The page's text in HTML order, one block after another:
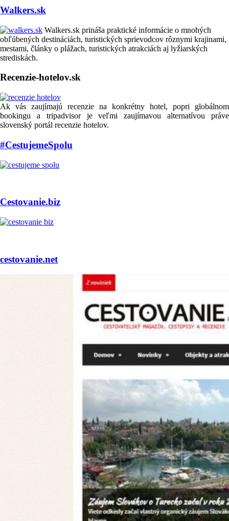
Walkers.sk
Walkers.sk prináša praktické informácie o mnohých
obľúbených destináciách, turistických sprievodcov rôznymi krajinami,
mestami, články o plážach, turistických atrakciách aj lyžiarských
strediskách.
Recenzie-hotelov.sk
Ak vás zaujímajú recenzie na konkrétny hotel, popri globálnom
bookingu a tripadvisor je veľmi zaujímavou alternatívou práve
slovenský portál recenzie hotelov.
#CestujemeSpolu
Cestovanie.biz
cestovanie.net